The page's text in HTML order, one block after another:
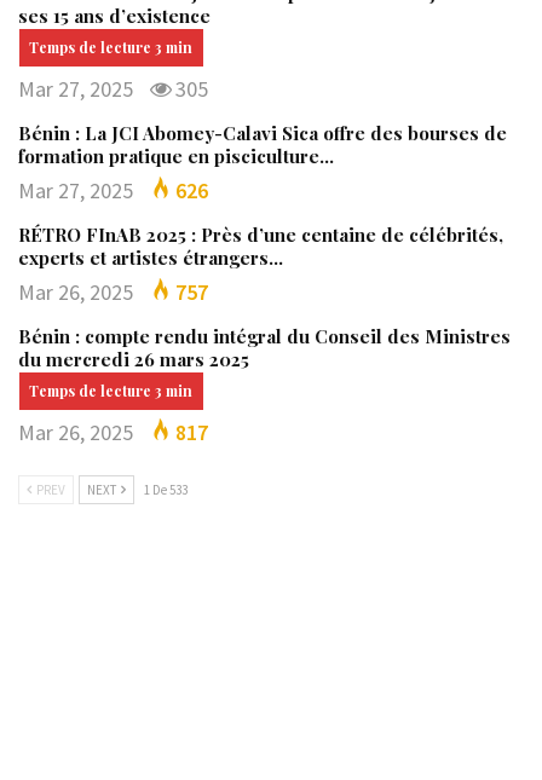
ses 15 ans d’existence
Mar 27, 2025 305
Bénin : La JCI Abomey-Calavi Sica offre des bourses de
formation pratique en pisciculture…
Mar 27, 2025 626
RÉTRO FInAB 2025 : Près d’une centaine de célébrités,
experts et artistes étrangers…
Mar 26, 2025 757
Bénin : compte rendu intégral du Conseil des Ministres
du mercredi 26 mars 2025
Mar 26, 2025 817
PREV NEXT 1 De 533